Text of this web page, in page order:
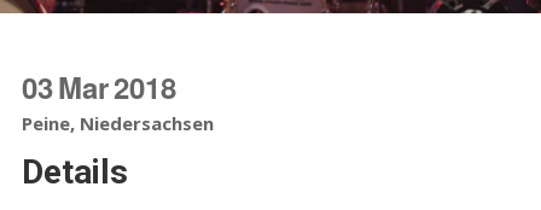
03Mar2018
Peine, Niedersachsen
Details